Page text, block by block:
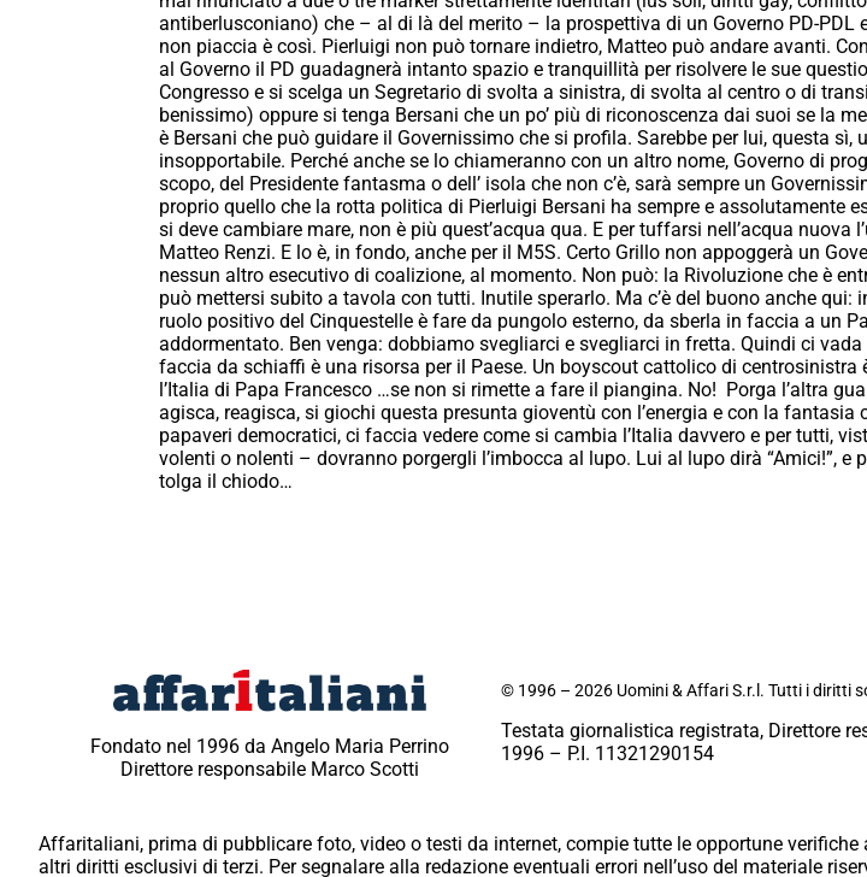
antiberlusconiano) che – al di là del merito – la prospettiva di un Governo PD-PDL
non piaccia è così. Pierluigi non può tornare indietro, Matteo può andare avanti.
al Governo il PD guadagnerà intanto spazio e tranquillità per risolvere le sue
Congresso e si scelga un Segretario di svolta a sinistra, di svolta al centro o di
benissimo) oppure si tenga Bersani che un po’ più di riconoscenza dai suoi se la
è Bersani che può guidare il Governissimo che si profila. Sarebbe per lui, questa sì,
insopportabile. Perché anche se lo chiameranno con un altro nome, Governo di
scopo, del Presidente fantasma o dell’ isola che non c’è, sarà sempre un
proprio quello che la rotta politica di Pierluigi Bersani ha sempre e assolutamente
si deve cambiare mare, non è più quest’acqua qua. E per tuffarsi nell’acqua nuova
Matteo Renzi. E lo è, in fondo, anche per il M5S. Certo Grillo non appoggerà un
nessun altro esecutivo di coalizione, al momento. Non può: la Rivoluzione che è
può mettersi subito a tavola con tutti. Inutile sperarlo. Ma c’è del buono anche qui:
ruolo positivo del Cinquestelle è fare da pungolo esterno, da sberla in faccia a un
addormentato. Ben venga: dobbiamo svegliarci e svegliarci in fretta. Quindi ci vada
faccia da schiaffi è una risorsa per il Paese. Un boyscout cattolico di centrosinistra
l’Italia di Papa Francesco …se non si rimette a fare il piangina. No! Porga l’altra
agisca, reagisca, si giochi questa presunta gioventù con l’energia e con la fantasia
papaveri democratici, ci faccia vedere come si cambia l’Italia davvero e per tutti,
volenti o nolenti – dovranno porgergli l’imbocca al lupo. Lui al lupo dirà “Amici!”, e
tolga il chiodo…
Fondato nel 1996 da Angelo Maria Perrino
Direttore responsabile Marco Scotti
© 1996 – 2026 Uomini & Affari S.r.l. Tutti i diritti
Testata giornalistica registrata, Direttore
1996 – P.I. 11321290154
Affaritaliani, prima di pubblicare foto, video o testi da internet, compie tutte le opportune
altri diritti esclusivi di terzi. Per segnalare alla redazione eventuali errori nell’uso del materiale